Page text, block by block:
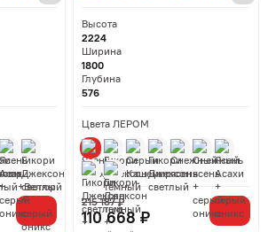
Высота
2224
Ширина
1800
Глубина
576
Цвета ЛЕРОМ
110 668 ₽
215 187 ₽